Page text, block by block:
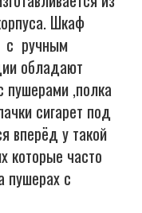
Шкаф
с ручным
обладают
,полка
сигарет под
вперёд у такой
которые часто
пушерах с